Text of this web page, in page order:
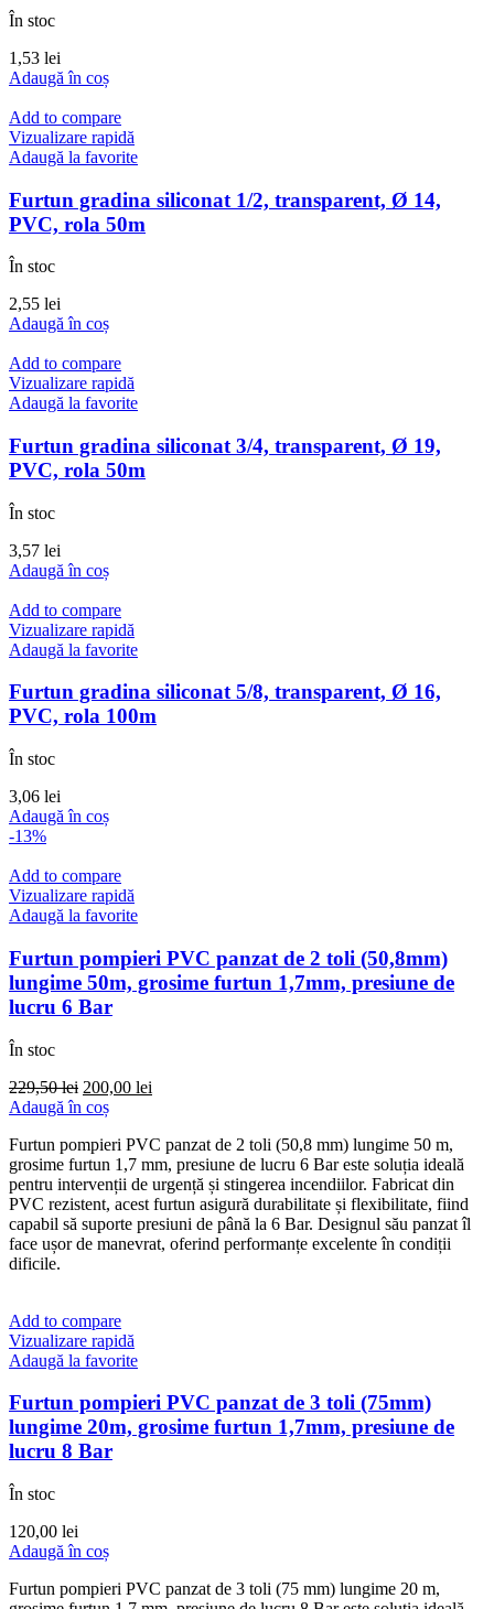
În stoc
1,53 lei
Adaugă în coș
Add to compare
Vizualizare rapidă
Adaugă la favorite
Furtun gradina siliconat 1/2, transparent, Ø 14,
PVC, rola 50m
În stoc
2,55 lei
Adaugă în coș
Add to compare
Vizualizare rapidă
Adaugă la favorite
Furtun gradina siliconat 3/4, transparent, Ø 19,
PVC, rola 50m
În stoc
3,57 lei
Adaugă în coș
Add to compare
Vizualizare rapidă
Adaugă la favorite
Furtun gradina siliconat 5/8, transparent, Ø 16,
PVC, rola 100m
În stoc
3,06 lei
Adaugă în coș
-13%
Add to compare
Vizualizare rapidă
Adaugă la favorite
Furtun pompieri PVC panzat de 2 toli (50,8mm)
lungime 50m, grosime furtun 1,7mm, presiune de
lucru 6 Bar
În stoc
229,50lei Prețul
inițial
fost:
229,50 lei.
200,00 lei
200,00 lei.
Adaugă în coș
Furtun pompieri PVC panzat de 2 toli (50,8 mm) lungime 50 m,
grosime furtun 1,7 mm, presiune de lucru 6 Bar este soluția ideală
pentru intervenții de urgență și stingerea incendiilor. Fabricat din
PVC rezistent, acest furtun asigură durabilitate și flexibilitate, fiind
capabil să suporte presiuni de până la 6 Bar. Designul său panzat îl
face ușor de manevrat, oferind performanțe excelente în condiții
dificile.
Add to compare
Vizualizare rapidă
Adaugă la favorite
Furtun pompieri PVC panzat de 3 toli (75mm)
lungime 20m, grosime furtun 1,7mm, presiune de
lucru 8 Bar
În stoc
120,00 lei
Adaugă în coș
Furtun pompieri PVC panzat de 3 toli (75 mm) lungime 20 m,